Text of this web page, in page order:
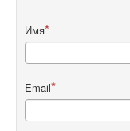
Имя
Email